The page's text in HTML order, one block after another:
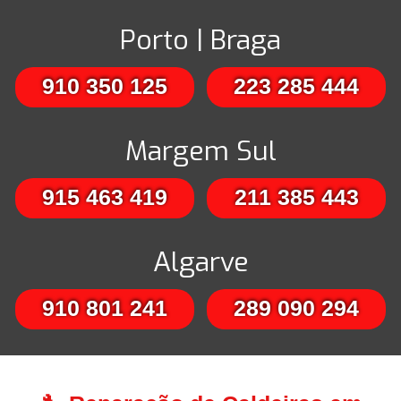
Porto | Braga
910 350 125 223 285 444
Margem Sul
915 463 419 211 385 443
Algarve
910 801 241 289 090 294